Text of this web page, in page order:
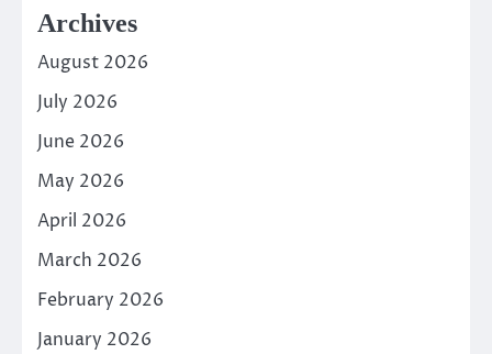
Archives
August 2026
July 2026
June 2026
May 2026
April 2026
March 2026
February 2026
January 2026